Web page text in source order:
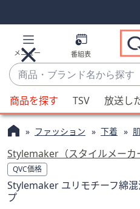
Links
Links2
メニュー 番組表
商
品・
ブ
ラ
ン
名
か
ら
探
候
補
が
利
用
可
能
な
商品を探す TSV 放送し
ファッション 下着
Stylemaker（スタイルメーカ
QVC価格
Stylemaker ユリモチーフ綿
プ